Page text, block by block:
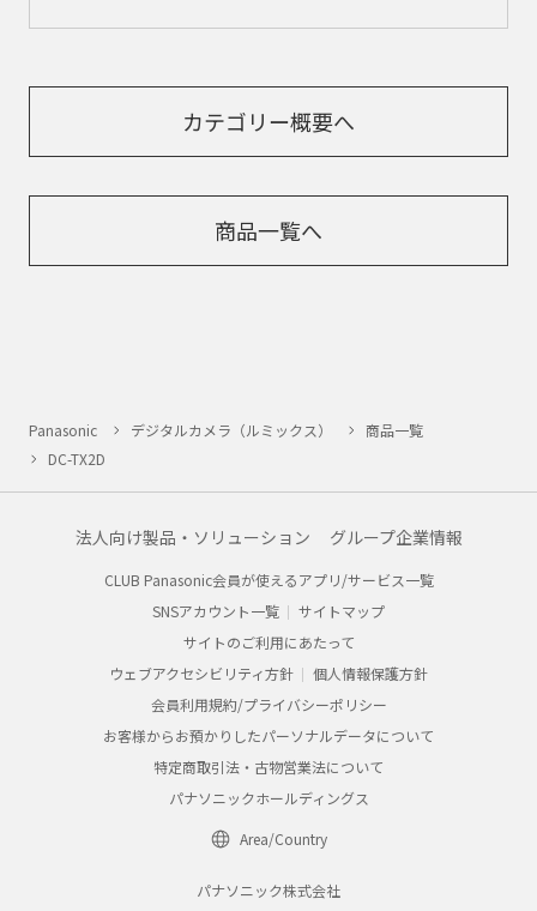
カテゴリー概要へ
商品一覧へ
Panasonic デジタルカメラ（ルミックス）
商品一覧
DC-TX2D
法人向け製品・ソリューション グループ企業情報
CLUB Panasonic会員が使えるアプリ/サービス一覧
SNSアカウント一覧
サイトマップ
サイトのご利用にあたって
ウェブアクセシビリティ方針
個人情報保護方針
会員利用規約/プライバシーポリシー
お客様からお預かりしたパーソナルデータについて
特定商取引法・古物営業法について
パナソニックホールディングス
Area/Country
パナソニック株式会社